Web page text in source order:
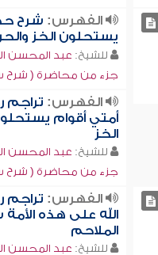
الفهرس: شرح
يستحلون الخز
للشيخ: عبد المحسن
جزء من محاضرة ( شرح سنن
الفهرس: تراجم
أمتي أقوام
الخز
للشيخ: عبد المحسن
جزء من محاضرة ( شرح سنن
الفهرس: تراجم
الله على هذه
الملاحم
للشيخ: عبد المحسن